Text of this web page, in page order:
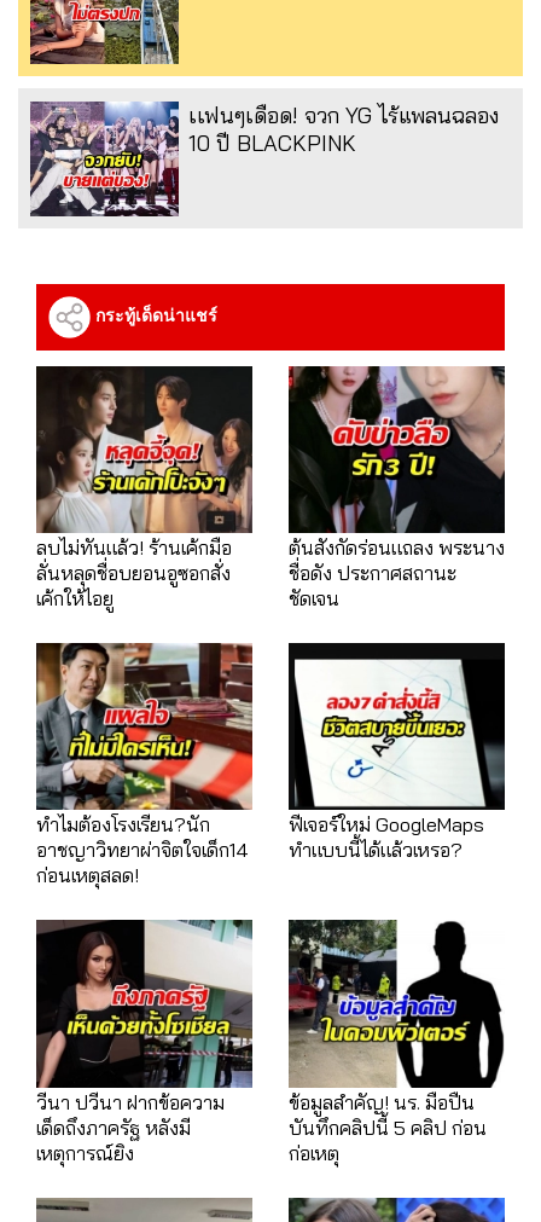
เเฟนๆเดือด! จวก YG ไร้แพลนฉลอง
10 ปี BLACKPINK
กระทู้เด็ดน่าแชร์
ลบไม่ทันแล้ว! ร้านเค้กมือ
ลั่นหลุดชื่อบยอนอูซอกสั่ง
เค้กให้ไอยู
ต้นสังกัดร่อนแถลง พระนาง
ชื่อดัง ประกาศสถานะ
ชัดเจน
ทำไมต้องโรงเรียน?นัก
อาชญาวิทยาผ่าจิตใจเด็ก14
ก่อนเหตุสลด!
ฟีเจอร์ใหม่ GoogleMaps
ทำแบบนี้ได้แล้วเหรอ?
วีนา ปวีนา ฝากข้อความ
เด็ดถึงภาครัฐ หลังมี
เหตุการณ์ยิง
ข้อมูลสำคัญ! นร. มือปืน
บันทึกคลิปนี้ 5 คลิป ก่อน
ก่อเหตุ